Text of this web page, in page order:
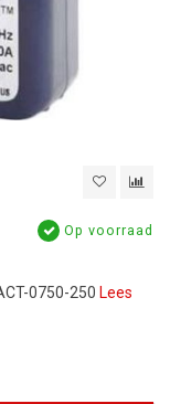
Op voorraad
0750-250 Lees